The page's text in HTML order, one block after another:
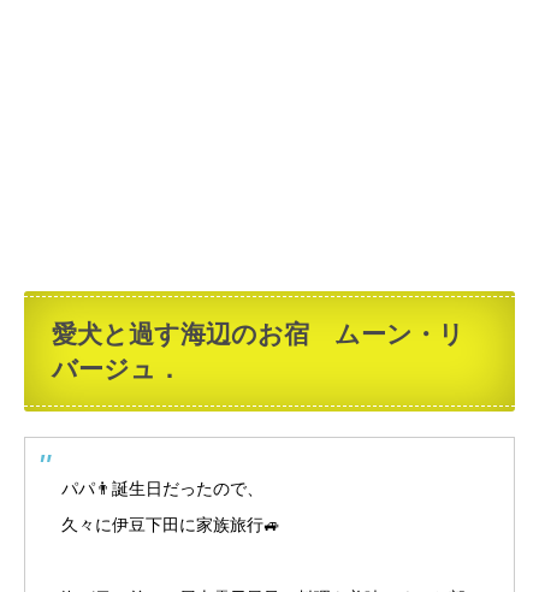
愛犬と過す海辺のお宿 ムーン・リ
バージュ．
パパ👨誕生日だったので、
久々に伊豆下田に家族旅行🚙